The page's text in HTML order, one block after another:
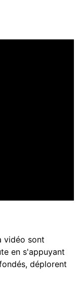
vidéo sont
en s'appuyant
déplorent